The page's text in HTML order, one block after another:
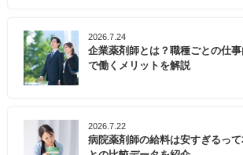
2026.7.24
企業薬剤師とは？職種ごとの仕
で働くメリットを解説
2026.7.22
病院薬剤師の給料は安すぎるっ